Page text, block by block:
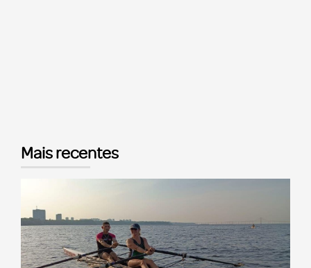
Mais recentes